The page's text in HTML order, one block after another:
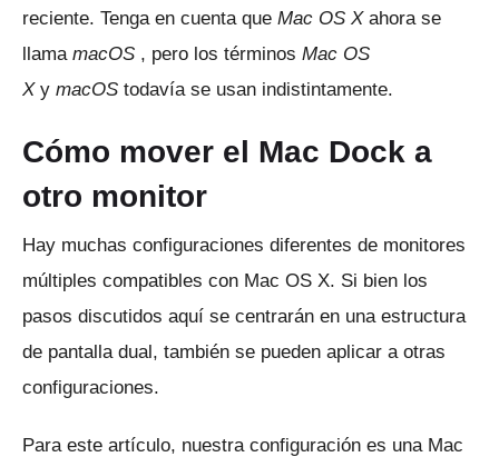
reciente. Tenga en cuenta que Mac OS Xahora se
llama macOS , pero los términos Mac OS
Xy macOS todavía se usan indistintamente.
Cómo mover el Mac Dock a
otro monitor
Hay muchas configuraciones diferentes de monitores
múltiples compatibles con Mac OS X. Si bien los
pasos discutidos aquí se centrarán en una estructura
de pantalla dual, también se pueden aplicar a otras
configuraciones.
Para este artículo, nuestra configuración es una Mac